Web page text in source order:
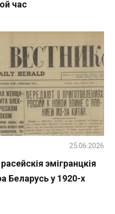
час
эмігранцкія
Беларусь у 1920-х
25.06.2026